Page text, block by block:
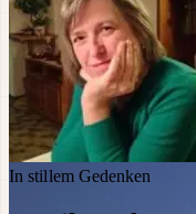
In stillem Gedenken